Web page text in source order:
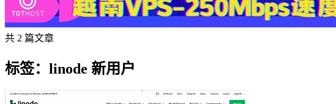
共 2 篇文章
标签：linode 新用户